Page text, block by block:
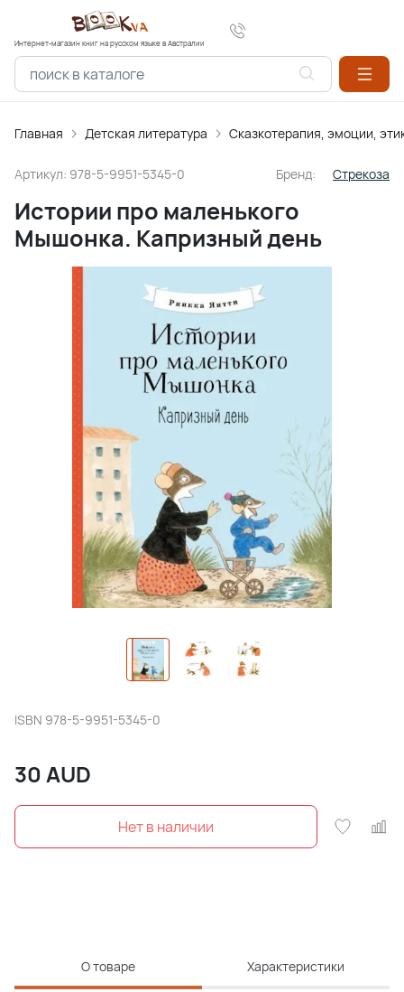
Интернет-магазин книг на русском языке в Австралии
Главная Детская литература Сказкотерапия, эмоции,
Артикул: 978-5-9951-5345-0 Бренд: Стрекоза
Истории про маленького
Мышонка. Капризный день
ISBN 978-5-9951-5345-0
30AUD
О товаре Характеристики